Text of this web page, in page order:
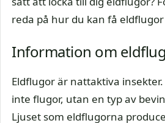
reda på hur du kan få
Information om
Eldflugor är nattaktiva
inte flugor, utan en typ av
Ljuset som eldflugorna